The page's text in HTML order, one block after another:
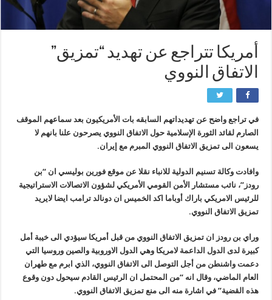
أمريكا تتراجع عن تهديد “تمزيق”
الاتفاق النووي
في تراجع واضح عن تهديداتهم السابقه بات الأمريكيون بعد سماعهم الموقف
الصارم لقائد الثورة الإسلامية حول الاتفاق النووي يصرحون علنا بانهم لا
يسعون الى تمزيق الاتفاق النووي المبرم مع إيران.
وافادت وكالة تسنيم الدولية للانباء نقلا عن موقع فورين بوليسي ان “بن
رودز”، نائب مستشار الأمن القومي الأمريكي لشؤون الاتصالات الاستراتيجية
للرئيس الامريكي باراك أوباما اكد الخميس ان دونالد ترامب ايضا لايريد
تمزيق الاتفاق النووي.
وراي بن رودز ان تمزيق الاتفاق النووي من قبل أمريكا سيؤدي الى خيبة أمل
كبيرة لدى الدول الداعمة لامريكا وهي الدول الاوروبية والصين وروسيا التي
دعمت واشنطن من أجل التوصل الى الاتفاق النووي، الذي ابرم مع طهران
العام الماضي، وقال انه “من المحتمل ان الرئيس القادم سيحول دون وقوع
هذه القضية” في اشارة منه الى منع تمزيق الاتفاق النووي.